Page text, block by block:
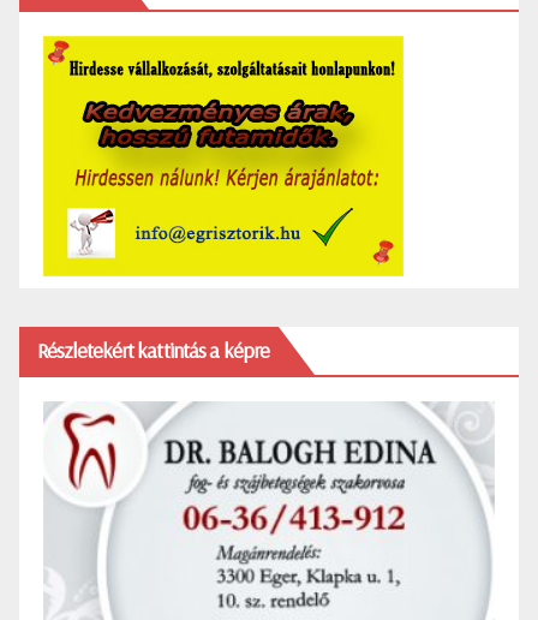
Részletekért kattintás a képre